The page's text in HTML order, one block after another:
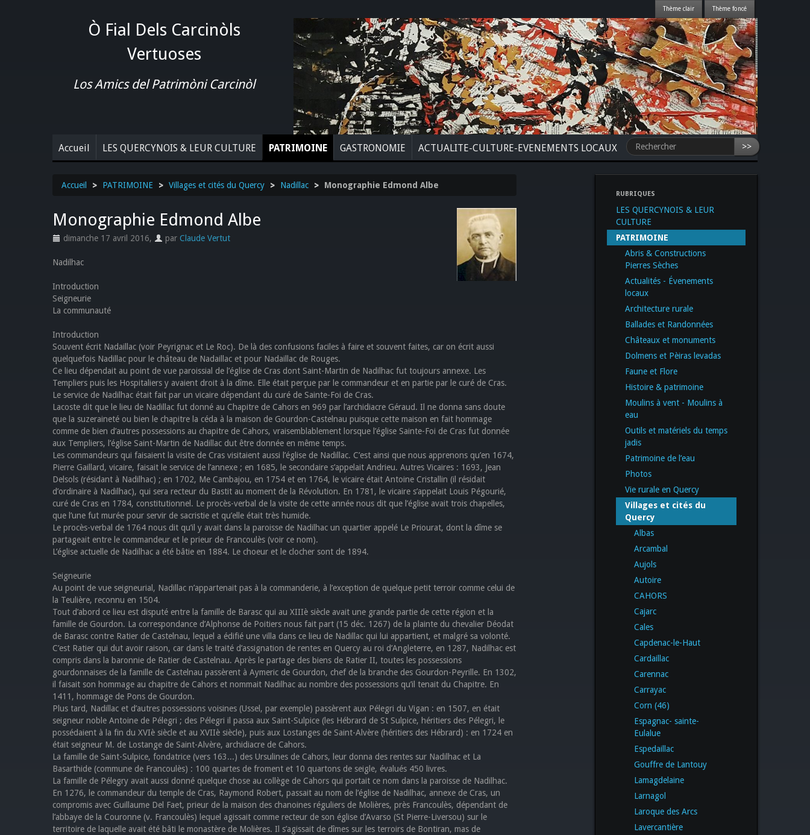
Ò Fial Dels Carcinòls
Vertuoses
Los Amics del Patrimòni Carcinòl
Accueil LES QUERCYNOIS & LEUR CULTURE PATRIMOINE GASTRONOMIE ACTUALITE-CULTURE-EVENEMENTS LOCAUX >>
Accueil > PATRIMOINE > Villages et cités du Quercy > Nadillac > Monographie Edmond Albe
Monographie Edmond Albe
dimanche 17 avril 2016, par Claude Vertut
Nadilhac
Introduction
Seigneurie
La communauté
Introduction
Souvent écrit Nadaillac (voir Peyrignac et Le Roc). De là des confusions faciles à faire et souvent faites, car on écrit aussi
quelquefois Nadillac pour le château de Nadaillac et pour Nadaillac de Rouges.
Ce lieu dépendait au point de vue paroissial de l’église de Cras dont Saint-Martin de Nadilhac fut toujours annexe. Les
Templiers puis les Hospitaliers y avaient droit à la dîme. Elle était perçue par le commandeur et en partie par le curé de Cras.
Le service de Nadilhac était fait par un vicaire dépendant du curé de Sainte-Foi de Cras.
Lacoste dit que le lieu de Nadillac fut donné au Chapitre de Cahors en 969 par l’archidiacre Géraud. Il ne donna sans doute
que la suzeraineté ou bien le chapitre la céda à la maison de Gourdon-Castelnau puisque cette maison en fait hommage
comme de bien d’autres possessions au chapitre de Cahors, vraisemblablement lorsque l’église Sainte-Foi de Cras fut donnée
aux Templiers, l’église Saint-Martin de Nadillac dut être donnée en même temps.
Les commandeurs qui faisaient la visite de Cras visitaient aussi l’église de Nadillac. C’est ainsi que nous apprenons qu’en 1674,
Pierre Gaillard, vicaire, faisait le service de l’annexe ; en 1685, le secondaire s’appelait Andrieu. Autres Vicaires : 1693, Jean
Delsols (résidant à Nadilhac) ; en 1702, Me Cambajou, en 1754 et en 1764, le vicaire était Antoine Cristallin (il résidait
d’ordinaire à Nadilhac), qui sera recteur du Bastit au moment de la Révolution. En 1781, le vicaire s’appelait Louis Pégourié,
curé de Cras en 1784, constitutionnel. Le procès-verbal de la visite de cette année nous dit que l’église avait trois chapelles,
que l’une fut murée pour servir de sacristie et qu’elle était très humide.
Le procès-verbal de 1764 nous dit qu’il y avait dans la paroisse de Nadilhac un quartier appelé Le Priourat, dont la dîme se
partageait entre le commandeur et le prieur de Francoulès (voir ce nom).
L’église actuelle de Nadilhac a été bâtie en 1884. Le choeur et le clocher sont de 1894.
Seigneurie
Au point de vue seigneurial, Nadillac n’appartenait pas à la commanderie, à l’exception de quelque petit terroir comme celui de
la Teulière, reconnu en 1504.
Tout d’abord ce lieu est disputé entre la famille de Barasc qui au XIIIè siècle avait une grande partie de cette région et la
famille de Gourdon. La correspondance d’Alphonse de Poitiers nous fait part (15 déc. 1267) de la plainte du chevalier Déodat
de Barasc contre Ratier de Castelnau, lequel a édifié une villa dans ce lieu de Nadillac qui lui appartient, et malgré sa volonté.
C’est Ratier qui dut avoir raison, car dans le traité d’assignation de rentes en Quercy au roi d’Angleterre, en 1287, Nadilhac est
compris dans la baronnie de Ratier de Castelnau. Après le partage des biens de Ratier II, toutes les possessions
gourdonnaises de la famille de Castelnau passèrent à Aymeric de Gourdon, chef de la branche des Gourdon-Peyrille. En 1302,
il faisait son hommage au chapitre de Cahors et nommait Nadilhac au nombre des possessions qu’il tenait du Chapitre. En
1411, hommage de Pons de Gourdon.
Plus tard, Nadillac et d’autres possessions voisines (Ussel, par exemple) passèrent aux Pélegri du Vigan : en 1507, en était
seigneur noble Antoine de Pélegri ; des Pélegri il passa aux Saint-Sulpice (les Hébrard de St Sulpice, héritiers des Pélegri, le
possédaient à la fin du XVIè siècle et au XVIIè siècle), puis aux Lostanges de Saint-Alvère (héritiers des Hébrard) : en 1724 en
était seigneur M. de Lostange de Saint-Alvère, archidiacre de Cahors.
La famille de Saint-Sulpice, fondatrice (vers 163...) des Ursulines de Cahors, leur donna des rentes sur Nadilhac et La
Basarthide (commune de Francoulès) : 100 quartes de froment et 10 quartons de seigle, évalués 450 livres.
La famille de Pélegry avait aussi donné quelque chose au collège de Cahors qui portait ce nom dans la paroisse de Nadilhac.
En 1276, le commandeur du temple de Cras, Raymond Robert, passait au nom de l’église de Nadilhac, annexe de Cras, un
compromis avec Guillaume Del Faet, prieur de la maison des chanoines réguliers de Molières, près Francoulès, dépendant de
l’abbaye de la Couronne (v. Francoulès) lequel agissait comme recteur de son église d’Avarso (St Pierre-Liversou) sur le
territoire de laquelle avait été bâti le monastère de Molières. Il s’agissait de dîmes sur les terroirs de Bontiran, mas de
RUBRIQUES
LES QUERCYNOIS & LEUR
CULTURE
PATRIMOINE
Abris & Constructions
Pierres Sèches
Actualités - Évenements
locaux
Architecture rurale
Ballades et Randonnées
Châteaux et monuments
Dolmens et Pèiras levadas
Faune et Flore
Histoire & patrimoine
Moulins à vent - Moulins à
eau
Outils et matériels du temps
jadis
Patrimoine de l’eau
Photos
Vie rurale en Quercy
Villages et cités du
Quercy
Albas
Arcambal
Aujols
Autoire
CAHORS
Cajarc
Cales
Capdenac-le-Haut
Cardaillac
Carennac
Carrayac
Corn (46)
Espagnac- sainte-
Eulalue
Espedaillac
Gouffre de Lantouy
Lamagdelaine
Larnagol
Laroque des Arcs
Lavercantière